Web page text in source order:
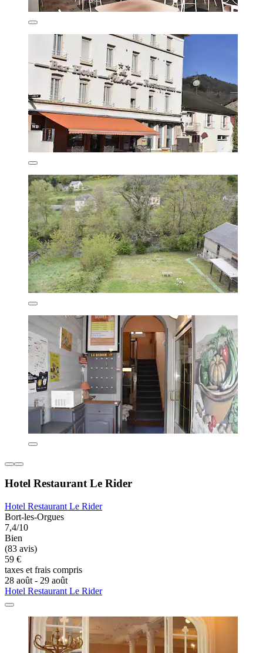
Hotel Restaurant Le Rider
Hotel Restaurant Le Rider
Bort-les-Orgues
7,4/10
Bien
(83 avis)
59 €
taxes et frais compris
28 août - 29 août
Hotel Restaurant Le Rider